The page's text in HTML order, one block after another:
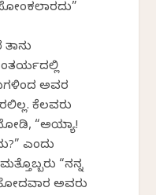
ಅವರ
ಕೆಲವರು
“ಅಯ್ಯಾ!
ಎಂದು
ಮತ್ತೊಬ್ಬರು “ನನ್ನ
ಅವರು